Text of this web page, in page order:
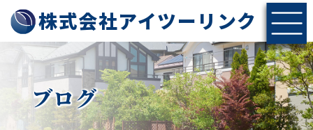
株式会社アイツーリンク
ブログ